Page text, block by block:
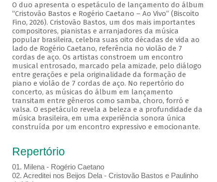
O duo apresenta o espetáculo de lançamento do álbum
“Cristovão Bastos e Rogério Caetano – Ao Vivo” (Biscoito
Fino, 2026). Cristovão Bastos, um dos mais importantes
compositores, pianistas e arranjadores da música
popular brasileira, celebra suas oito décadas de vida ao
lado de Rogério Caetano, referência no violão de 7
cordas de aço. Os artistas constroem um encontro
musical entrosado, marcado pela amizade, pelo diálogo
entre gerações e pela originalidade da formação de
piano e violão de 7 cordas de aço. No repertório do
concerto, as músicas do álbum em lançamento
transitam entre gêneros como samba, choro, forró e
valsa. O espetáculo revela a beleza e a profundidade da
música brasileira, em uma experiência sonora única
construída por um encontro expressivo e emocionante.
Repertório
01. Milena - Rogério Caetano
02. Acreditei nos Beijos Dela - Cristovão Bastos e Paulinho